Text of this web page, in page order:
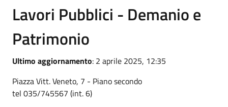
Lavori Pubblici - Demanio e
Patrimonio
Ultimo aggiornamento: 2 aprile 2025, 12:35
Piazza Vitt. Veneto, 7 - Piano secondo
tel 035/745567 (int. 6)